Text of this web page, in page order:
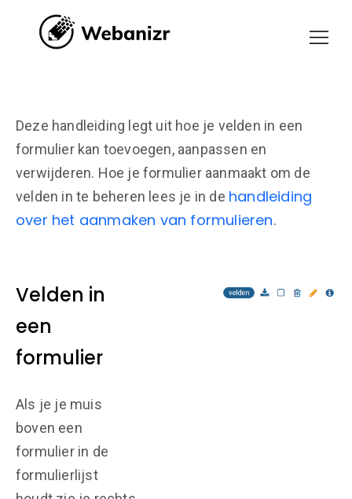
Deze handleiding legt uit hoe je velden in een
formulier kan toevoegen, aanpassen en
verwijderen. Hoe je formulier aanmaakt om de
velden in te beheren lees je in de handleiding
over het aanmaken van formulieren.
Velden in
een
formulier
Als je je muis
boven een
formulier in de
formulierlijst